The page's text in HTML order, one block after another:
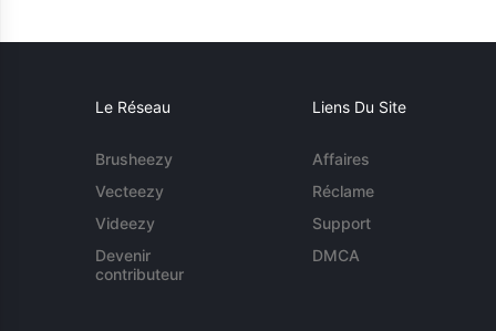
Le Réseau
Brusheezy
Vecteezy
Videezy
Devenir
contributeur
Liens Du Site
Affaires
Réclame
Support
DMCA